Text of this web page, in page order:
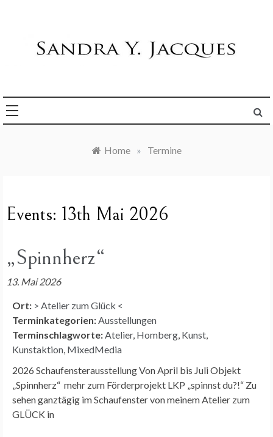
Home » Termine
Events: 13th Mai 2026
„Spinnherz“
13. Mai 2026
Ort: > Atelier zum Glück <
Terminkategorien: Ausstellungen
Terminschlagworte: Atelier, Homberg Kunst
Kunstaktion MixedMedia
2026 Schaufensterausstellung Von April bis Juli Objekt
„Spinnherz“ mehr zum Förderprojekt LKP „spinnst du?!“ Zu
sehen ganztägig im Schaufenster von meinem Atelier zum
GLÜCK in